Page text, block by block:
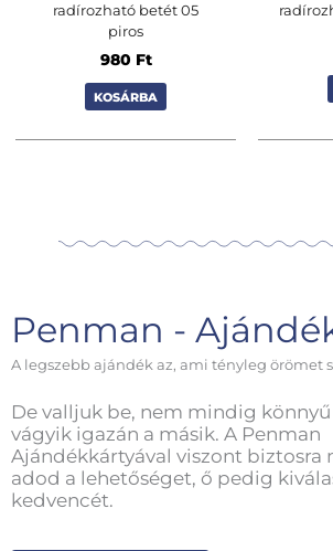
radírozható betét 05
piros
980 Ft
KOSÁRBA
Penman -
A legszebb ajándék az, ami tényleg örömet
De valljuk be, nem mindig
vágyik igazán a másik. A Penman
Ajándékkártyával viszont biztosra
adod a lehetőséget, ő pedig
kedvencét.